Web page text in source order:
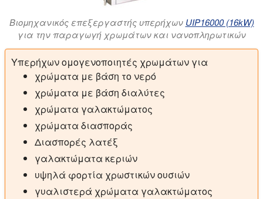
Βιομηχανικός επεξεργαστής υπερήχων UIP16000 (16kW)
για την παραγωγή χρωμάτων και νανοπληρωτικών
Υπερήχων ομογενοποιητές χρωμάτων για
χρώματα με βάση το νερό
χρώματα με βάση διαλύτες
χρώματα γαλακτώματος
χρώματα διασποράς
Διασπορές λατέξ
γαλακτώματα κεριών
υψηλά φορτία χρωστικών ουσιών
γυαλιστερά χρώματα γαλακτώματος